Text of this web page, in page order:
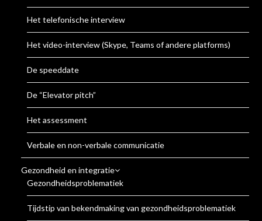
Het telefonische interview
Het video-interview (Skype, Teams of andere platforms)
De speeddate
De “Elevator pitch”
Het assessment
Verbale en non-verbale communicatie
Gezondheid en integratie
Gezondheidsproblematiek
Tijdstip van bekendmaking van gezondheidsproblematiek